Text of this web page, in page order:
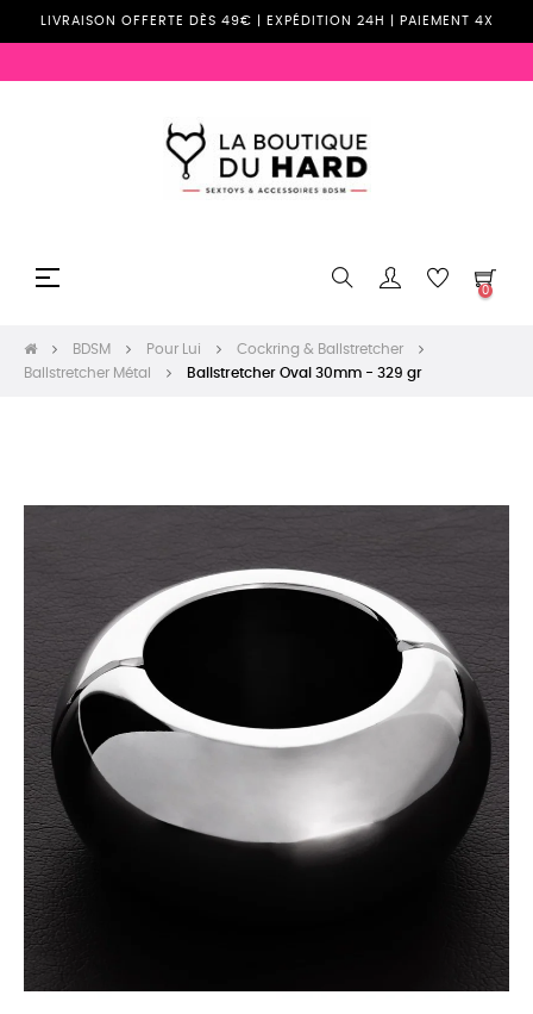
LIVRAISON OFFERTE DÈS 49€ | EXPÉDITION 24H | PAIEMENT 4X
Basculer
☰
0
BDSM Pour Lui
Cockring & Ballstretcher
Ballstretcher Métal
Ballstretcher Oval 30mm - 329 gr